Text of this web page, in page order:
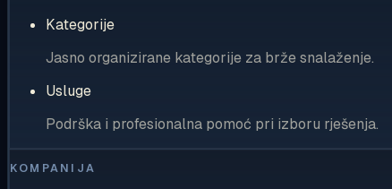
Kategorije
Jasno organizirane kategorije za brže snalaženje.
Usluge
Podrška i profesionalna pomoć pri izboru rješenja.
KOMPANIJA